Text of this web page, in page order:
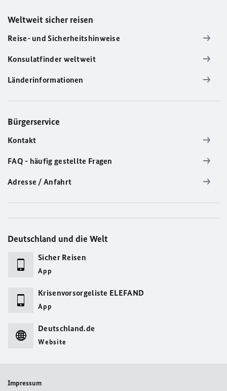
Weltweit sicher reisen
Reise- und Sicherheitshinweise
Konsulatfinder weltweit
Länderinformationen
Bürgerservice
Kontakt
FAQ - häufig gestellte Fragen
Adresse / Anfahrt
Deutschland und die Welt
Sicher Reisen
App
Krisenvorsorgeliste ELEFAND
App
Deutschland.de
Website
Impressum